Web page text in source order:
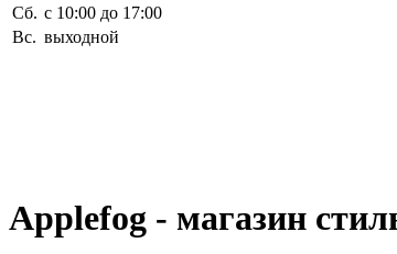
Сб. c 10:00 до 17:00
Вс. выходной
Applefog - магазин